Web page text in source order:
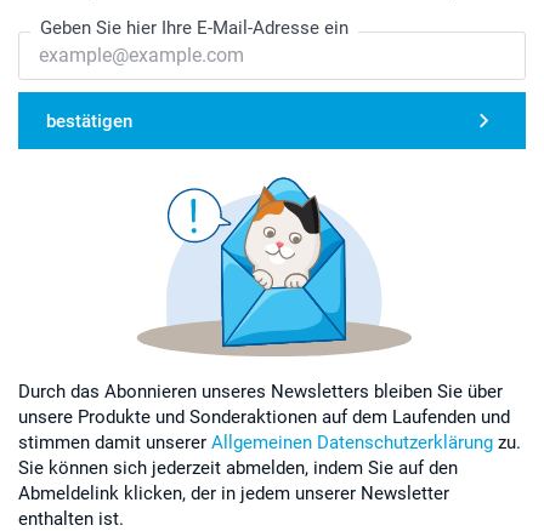
Geben Sie hier Ihre E-Mail-Adresse ein
bestätigen
Durch das Abonnieren unseres Newsletters bleiben Sie über
unsere Produkte und Sonderaktionen auf dem Laufenden und
stimmen damit unserer Allgemeinen Datenschutzerklärung zu.
Sie können sich jederzeit abmelden, indem Sie auf den
Abmeldelink klicken, der in jedem unserer Newsletter
enthalten ist.